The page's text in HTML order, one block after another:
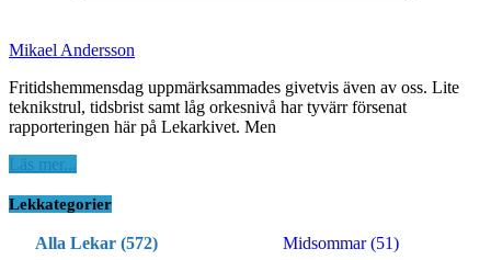
Mikael Andersson
Fritidshemmensdag uppmärksammades givetvis även av oss. Lite
teknikstrul, tidsbrist samt låg orkesnivå har tyvärr försenat
rapporteringen här på Lekarkivet. Men
Läs mer...
Lekkategorier
Alla Lekar (572)
Midsommar (51)